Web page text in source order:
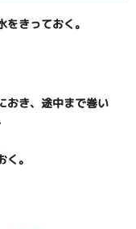
きっておく。
おき、途中まで巻い
。